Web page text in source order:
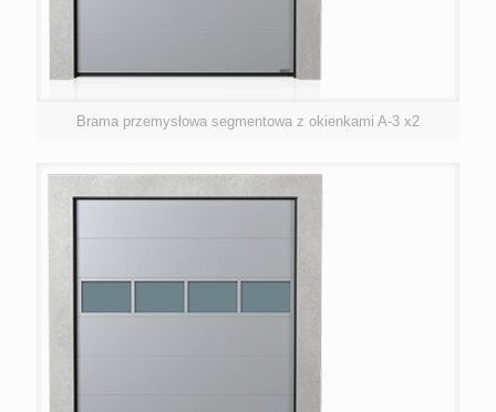
Brama przemysłowa segmentowa z okienkami A-3 x2